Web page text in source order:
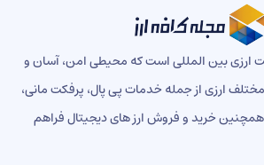
بین المللی است که محیطی امن، آسان و
ارزی از جمله خدمات پی پال، پرفکت مانی،
خرید و فروش ارز های دیجیتال فراهم